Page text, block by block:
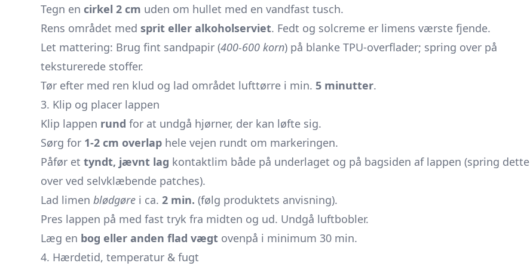
Tegn en cirkel 2 cm uden om hullet med en vandfast tusch.
Rens området med sprit eller alkoholserviet. Fedt og solcreme er limens værste fjende.
Let mattering: Brug fint sandpapir (400-600 korn) på blanke TPU-overflader; spring over på
teksturerede stoffer.
Tør efter med ren klud og lad området lufttørre i min. 5 minutter.
3. Klip og placer lappen
Klip lappen rund for at undgå hjørner, der kan løfte sig.
Sørg for 1-2 cm overlap hele vejen rundt om markeringen.
Påfør et tyndt, jævnt lag kontaktlim både på underlaget og på bagsiden af lappen (spring dette
over ved selvklæbende patches).
Lad limen blødgøre i ca. 2 min. (følg produktets anvisning).
Pres lappen på med fast tryk fra midten og ud. Undgå luftbobler.
Læg en bog eller anden flad vægt ovenpå i minimum 30 min.
4. Hærdetid, temperatur & fugt